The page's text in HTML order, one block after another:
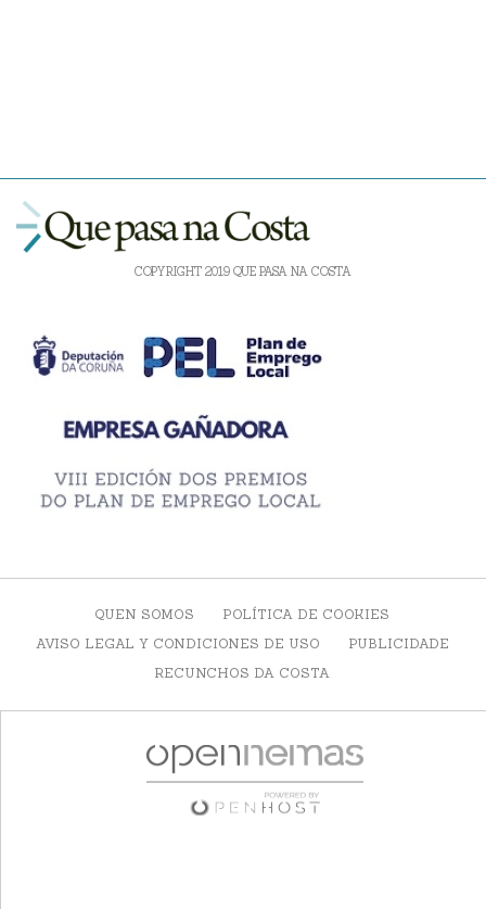
COPYRIGHT 2019 QUE PASA NA COSTA
QUEN SOMOS
POLÍTICA DE COOKIES
AVISO LEGAL Y CONDICIONES DE USO
PUBLICIDADE
RECUNCHOS DA COSTA